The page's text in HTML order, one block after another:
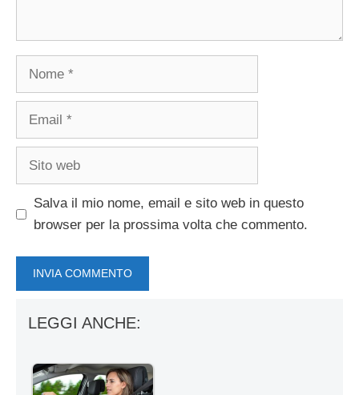
Nome
Email
Sito
Salva il mio nome, email e sito web in questo
browser per la prossima volta che commento.
LEGGI ANCHE: